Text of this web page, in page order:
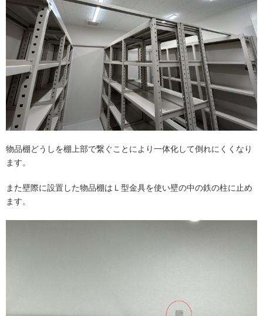
物品棚どうしを棚上部で繋ぐことにより一体化して倒れにくくなり
ます。
また壁際に設置した物品棚はＬ型金具を使い壁の中の鉄の柱に止め
ます。